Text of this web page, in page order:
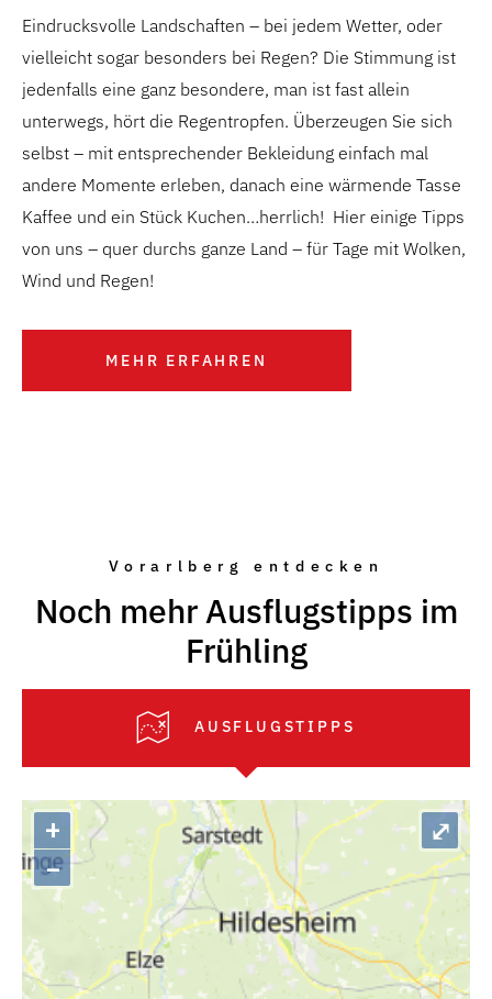
Eindrucksvolle Landschaften – bei jedem Wetter, oder
vielleicht sogar besonders bei Regen? Die Stimmung ist
jedenfalls eine ganz besondere, man ist fast allein
unterwegs, hört die Regentropfen. Überzeugen Sie sich
selbst – mit entsprechender Bekleidung einfach mal
andere Momente erleben, danach eine wärmende Tasse
Kaffee und ein Stück Kuchen…herrlich! Hier einige Tipps
von uns – quer durchs ganze Land – für Tage mit Wolken,
Wind und Regen!
MEHR ERFAHREN
Vorarlberg entdecken
Noch mehr Ausflugstipps im
Frühling
AUSFLUGSTIPPS
+
–
⤢